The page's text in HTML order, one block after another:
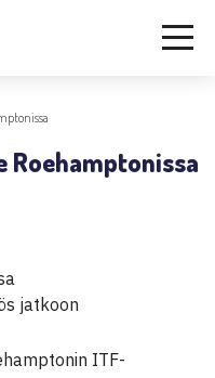
Roehamptonissa
jatkoon
ITF-